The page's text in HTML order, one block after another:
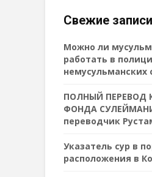
Свежие записи
Можно ли
работать в
немусульманских
ПОЛНЫЙ ПЕРЕВОД
ФОНДА
переводчик
Указатель сур в
расположения в